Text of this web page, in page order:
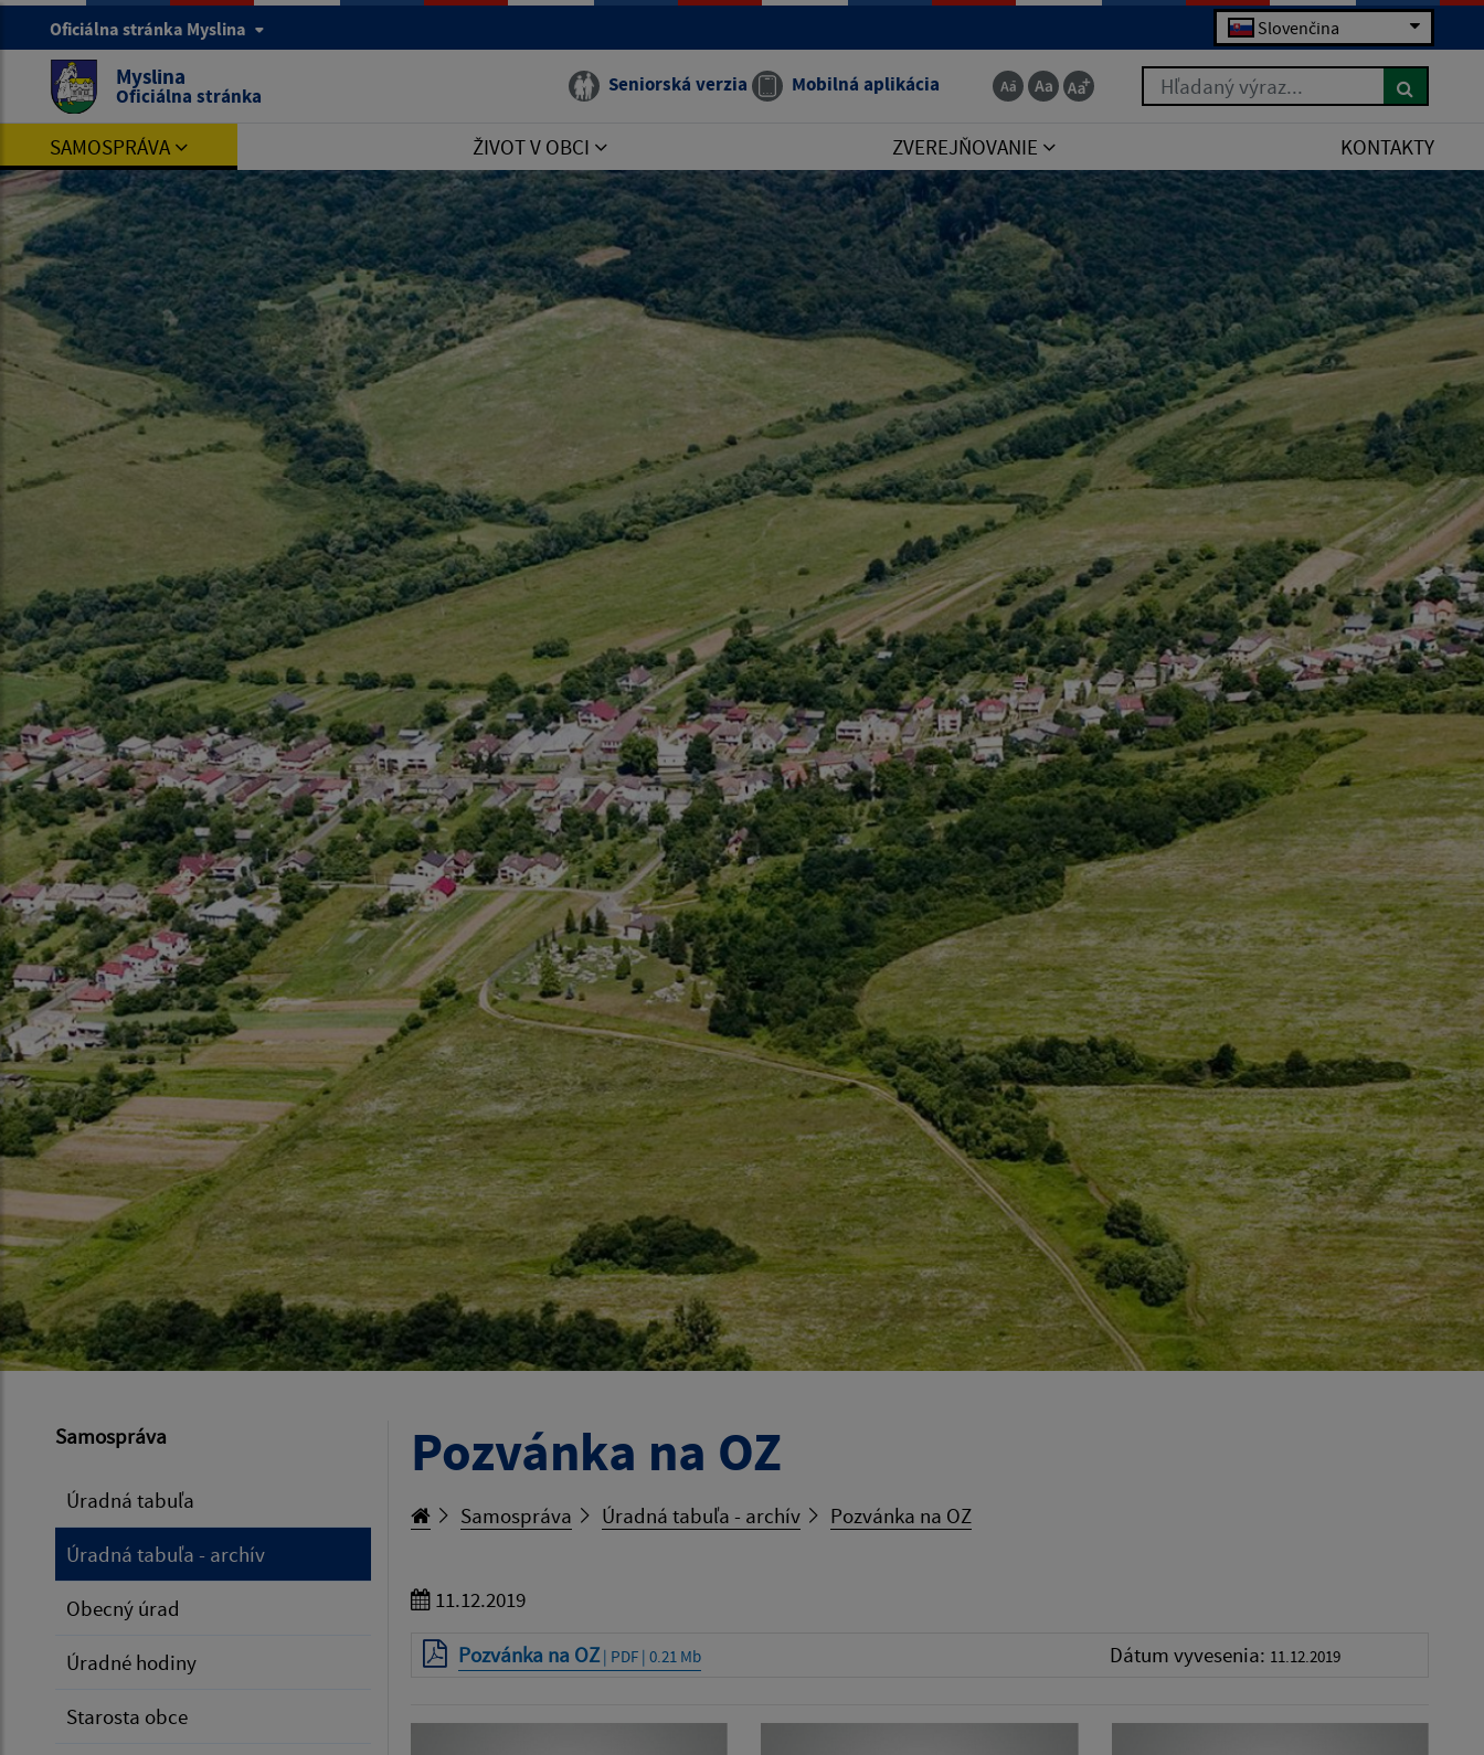
Oficiálna stránka Myslina Slovenčina
Myslina
Oficiálna stránka Seniorská verzia Mobilná aplikácia Hľadaný výraz...
SAMOSPRÁVA ŽIVOT V OBCI ZVEREJŇOVANIE KONTAKTY
Samospráva
Úradná tabuľa
Úradná tabuľa - archív
Obecný úrad
Úradné hodiny
Starosta obce
Pozvánka na OZ
Samospráva Úradná tabuľa - archív Pozvánka na OZ
11.12.2019
Pozvánka na OZ| PDF | 0.21 Mb Dátum vyvesenia: 11.12.2019